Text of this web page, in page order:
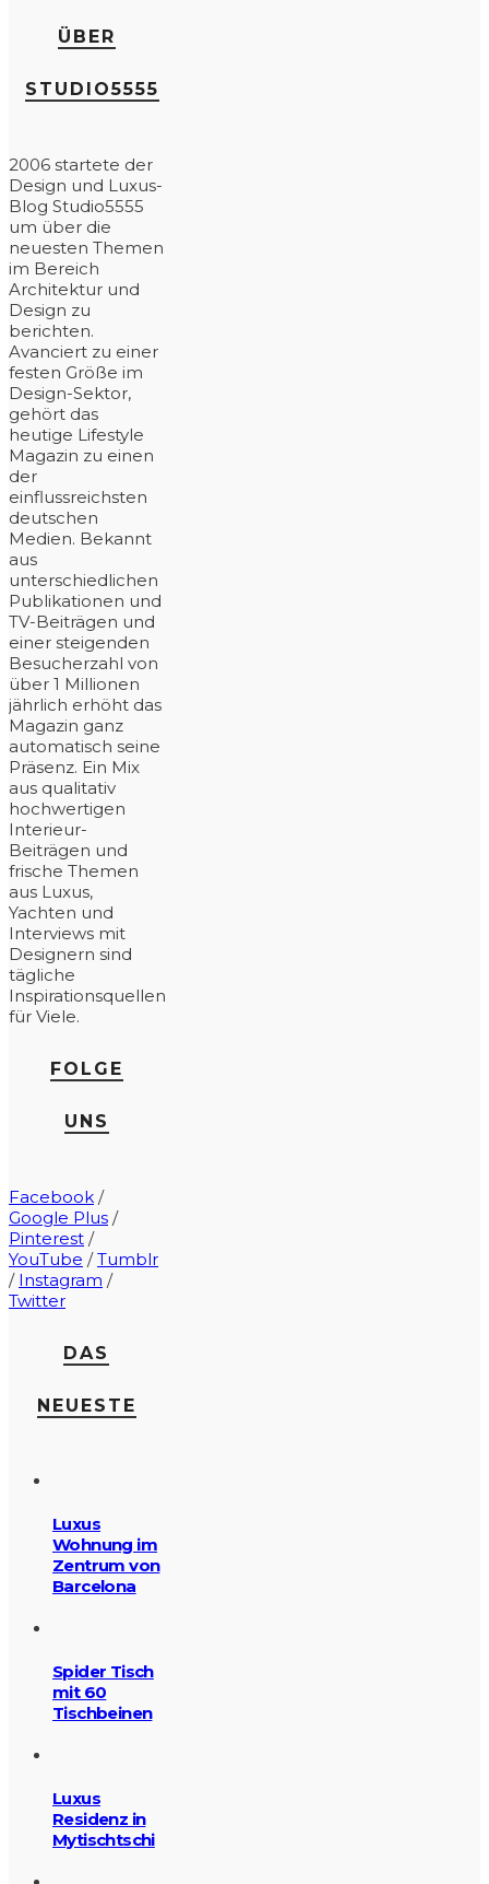
ÜBER
STUDIO5555
2006 startete der
Design und Luxus-
Blog Studio5555
um über die
neuesten Themen
im Bereich
Architektur und
Design zu
berichten.
Avanciert zu einer
festen Größe im
Design-Sektor,
gehört das
heutige Lifestyle
Magazin zu einen
der
einflussreichsten
deutschen
Medien. Bekannt
aus
unterschiedlichen
Publikationen und
TV-Beiträgen und
einer steigenden
Besucherzahl von
über 1 Millionen
jährlich erhöht das
Magazin ganz
automatisch seine
Präsenz. Ein Mix
aus qualitativ
hochwertigen
Interieur-
Beiträgen und
frische Themen
aus Luxus,
Yachten und
Interviews mit
Designern sind
tägliche
Inspirationsquellen
für Viele.
FOLGE
UNS
Facebook /
Google Plus /
Pinterest /
YouTube /Tumblr
/ Instagram /
Twitter
DAS
NEUESTE
Luxus
Wohnung im
Zentrum von
Barcelona
Spider Tisch
mit 60
Tischbeinen
Luxus
Residenz in
Mytischtschi